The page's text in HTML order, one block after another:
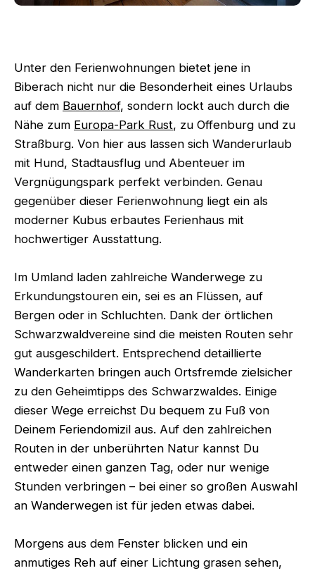
Unter den Ferienwohnungen bietet jene in
Biberach nicht nur die Besonderheit eines Urlaubs
auf dem Bauernhof, sondern lockt auch durch die
Nähe zum Europa-Park Rust, zu Offenburg und zu
Straßburg. Von hier aus lassen sich Wanderurlaub
mit Hund, Stadtausflug und Abenteuer im
Vergnügungspark perfekt verbinden. Genau
gegenüber dieser Ferienwohnung liegt ein als
moderner Kubus erbautes Ferienhaus mit
hochwertiger Ausstattung.
Im Umland laden zahlreiche Wanderwege zu
Erkundungstouren ein, sei es an Flüssen, auf
Bergen oder in Schluchten. Dank der örtlichen
Schwarzwaldvereine sind die meisten Routen sehr
gut ausgeschildert. Entsprechend detaillierte
Wanderkarten bringen auch Ortsfremde zielsicher
zu den Geheimtipps des Schwarzwaldes. Einige
dieser Wege erreichst Du bequem zu Fuß von
Deinem Feriendomizil aus. Auf den zahlreichen
Routen in der unberührten Natur kannst Du
entweder einen ganzen Tag, oder nur wenige
Stunden verbringen – bei einer so großen Auswahl
an Wanderwegen ist für jeden etwas dabei.
Morgens aus dem Fenster blicken und ein
anmutiges Reh auf einer Lichtung grasen sehen,